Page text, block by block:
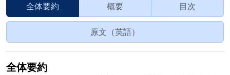
全体要約 概要 目次
原文（英語）
全体要約